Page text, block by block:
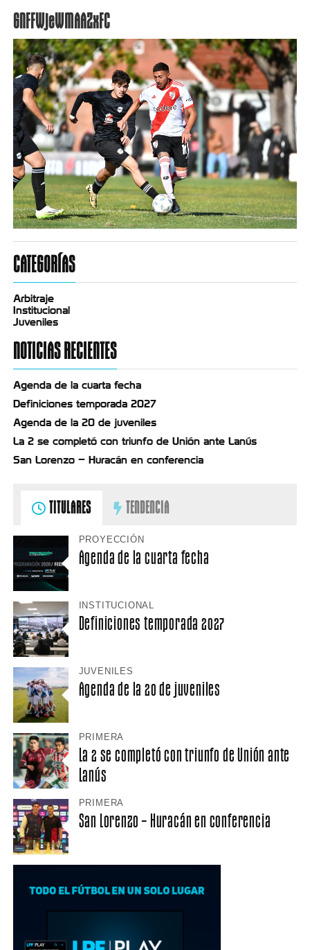
GNFFWjeWMAAZxFC
CATEGORÍAS
Arbitraje
Institucional
Juveniles
NOTICIAS RECIENTES
Agenda de la cuarta fecha
Definiciones temporada 2027
Agenda de la 20 de juveniles
La 2 se completó con triunfo de Unión ante Lanús
San Lorenzo – Huracán en conferencia
TITULARES TENDENCIA
PROYECCIÓN
Agenda de la cuarta fecha
INSTITUCIONAL
Definiciones temporada 2027
JUVENILES
Agenda de la 20 de juveniles
PRIMERA
La 2 se completó con triunfo de Unión ante
Lanús
PRIMERA
San Lorenzo – Huracán en conferencia